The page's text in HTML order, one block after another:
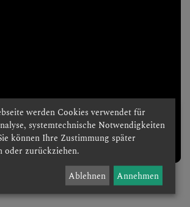
-1:06
werden Cookies verwendet für
systemtechnische Notwendigkeiten
können Ihre Zustimmung später
oder zurückziehen.
Ablehnen Annehmen